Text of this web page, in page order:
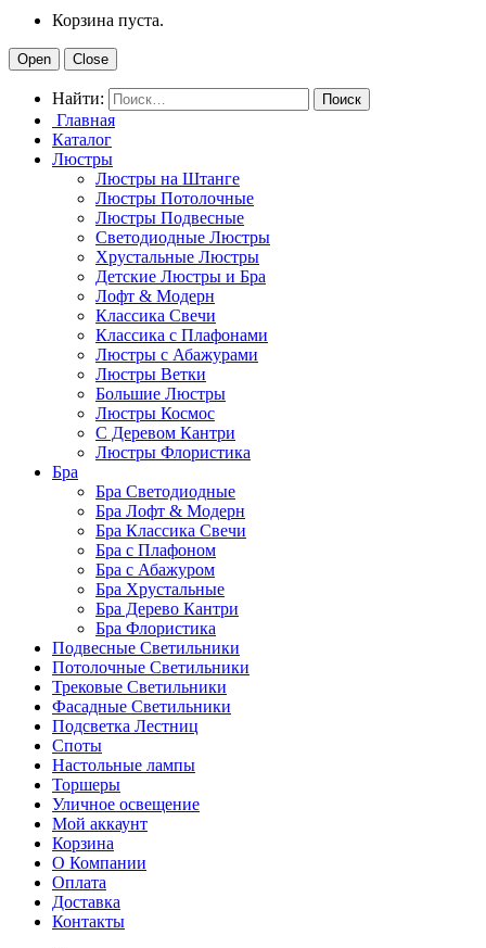
Корзина пуста.
Open Close
Найти:
Главная
Каталог
Люстры
Люстры на Штанге
Люстры Потолочные
Люстры Подвесные
Светодиодные Люстры
Хрустальные Люстры
Детские Люстры и Бра
Лофт & Модерн
Классика Свечи
Классика с Плафонами
Люстры с Абажурами
Люстры Ветки
Большие Люстры
Люстры Космос
С Деревом Кантри
Люстры Флористика
Бра
Бра Светодиодные
Бра Лофт & Модерн
Бра Классика Свечи
Бра с Плафоном
Бра с Абажуром
Бра Хрустальные
Бра Дерево Кантри
Бра Флористика
Подвесные Светильники
Потолочные Светильники
Трековые Светильники
Фасадные Светильники
Подсветка Лестниц
Споты
Настольные лампы
Торшеры
Уличное освещение
Мой аккаунт
Корзина
О Компании
Оплата
Доставка
Контакты